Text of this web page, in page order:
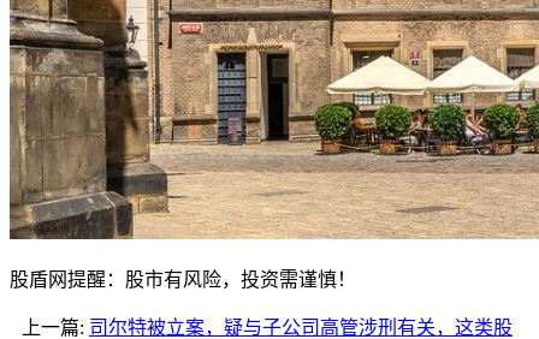
股盾网提醒：股市有风险，投资需谨慎！
上一篇: 司尔特被立案，疑与子公司高管涉刑有关，这类股